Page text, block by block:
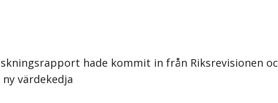
hade kommit in från Riksrevisionen
värdekedja